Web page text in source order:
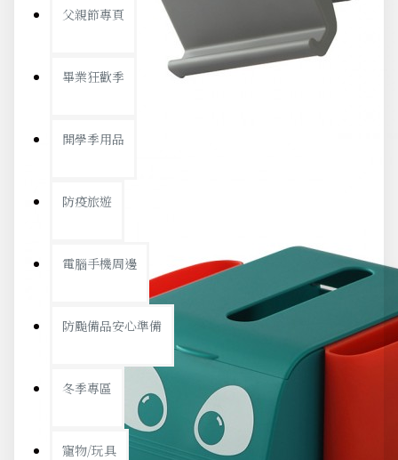
父親節專頁
畢業狂歡季
開學季用品
防疫旅遊
電腦手機周邊
防颱備品安心準備
冬季專區
寵物/玩具